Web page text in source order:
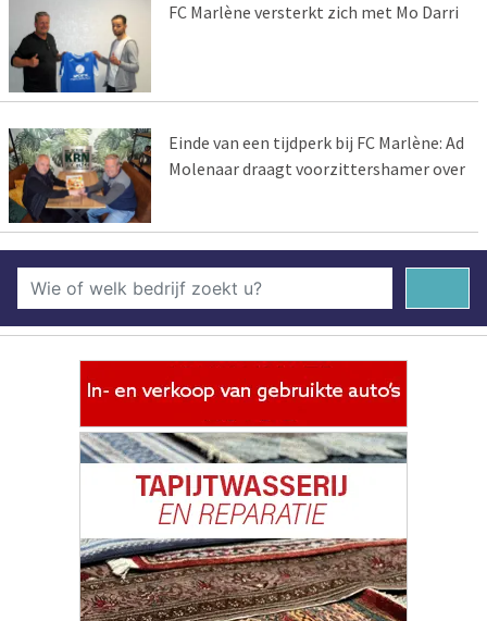
FC Marlène versterkt zich met Mo Darri
Einde van een tijdperk bij FC Marlène: Ad
Molenaar draagt voorzittershamer over